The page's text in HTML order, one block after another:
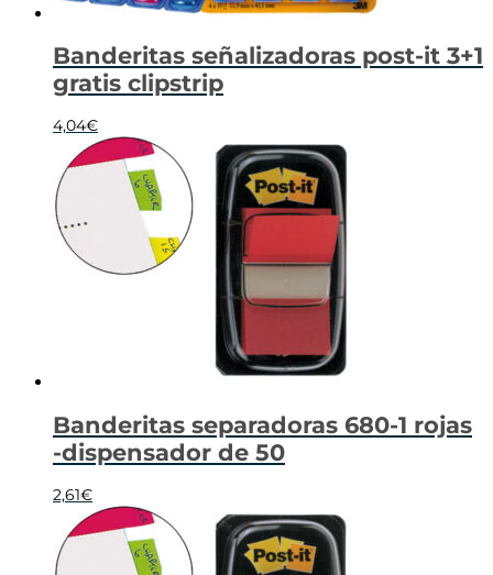
Banderitas señalizadoras post-it 3+1
gratis clipstrip
4,04€
Banderitas separadoras 680-1 rojas
-dispensador de 50
2,61€